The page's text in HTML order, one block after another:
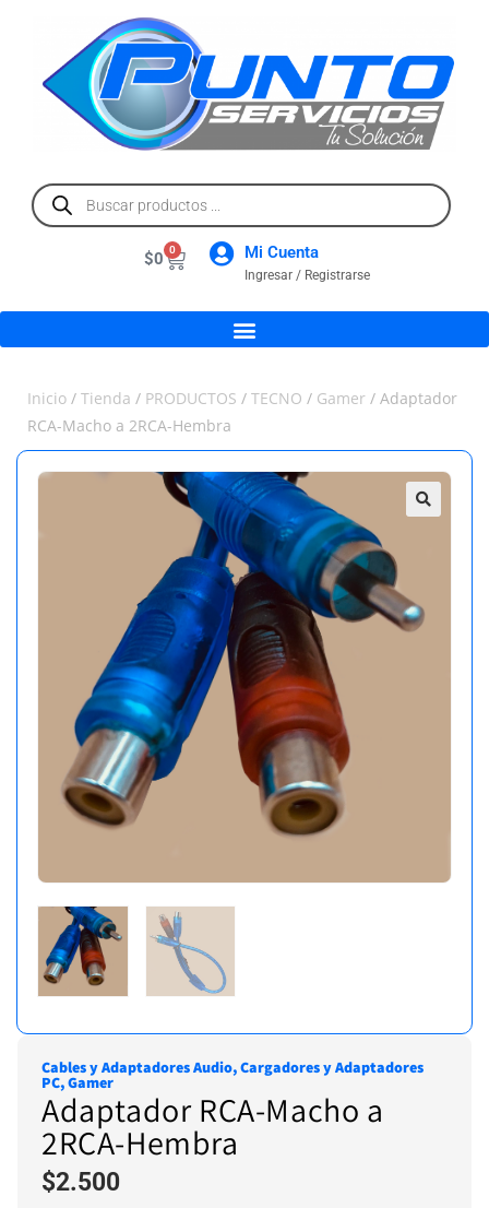
$0 0 Mi Cuenta
Ingresar / Registrarse
Inicio / Tienda / PRODUCTOS / TECNO / Gamer / Adaptador
RCA-Macho a 2RCA-Hembra
Cables y Adaptadores Audio,Cargadores y Adaptadores
PC,Gamer
Adaptador RCA-Macho a
2RCA-Hembra
$2.500